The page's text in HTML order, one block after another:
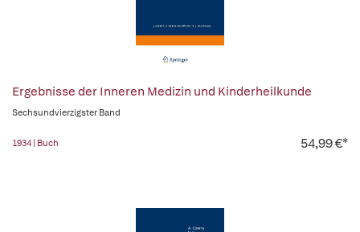
Ergebnisse der Inneren Medizin und Kinderheilkunde
Sechsundvierzigster Band
1934 | Buch 54,99 €*